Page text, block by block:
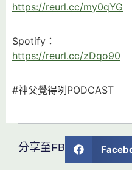
https://reurl.cc/my0qYG
Spotify：
https://reurl.cc/zDqo90
#神父覺得咧PODCAST
分享至FB